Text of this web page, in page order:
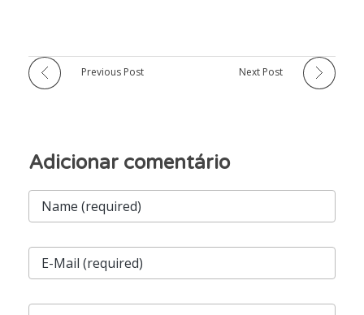
Previous Post Next Post